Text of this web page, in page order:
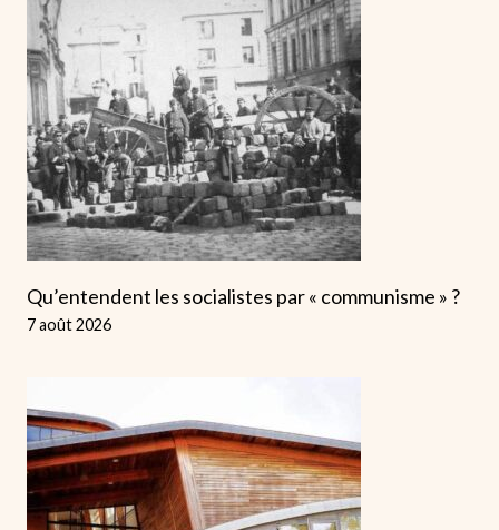
Qu’entendent les socialistes par « communisme » ?
7 août 2026